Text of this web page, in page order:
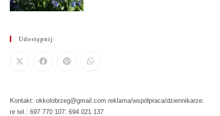
Udostępnij
Kontakt: okkolobrzeg@gmail.com reklama/współpraca/dziennikarze:
nr tel.: 697 770 107: 694 021 137